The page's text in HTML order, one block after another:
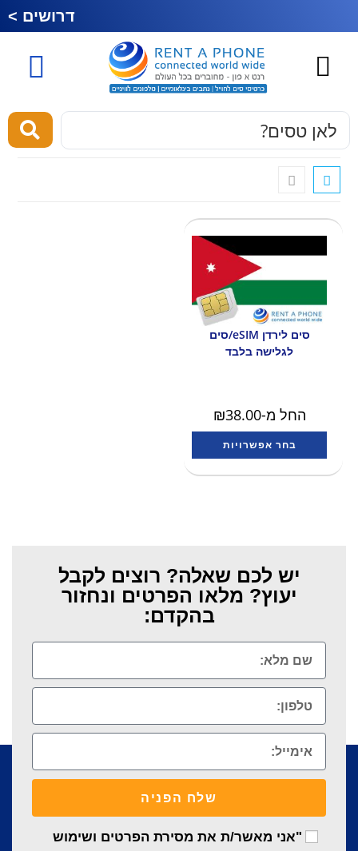
דרושים >
סים לירדן eSIM/סים
לגלישה בלבד
החל מ- ₪38.00
בחר אפשרויות
יש לכם שאלה? רוצים לקבל
יעוץ? מלאו הפרטים ונחזור
בהקדם:
"אני מאשר/ת את מסירת הפרטים ושימוש
שלח הפניה